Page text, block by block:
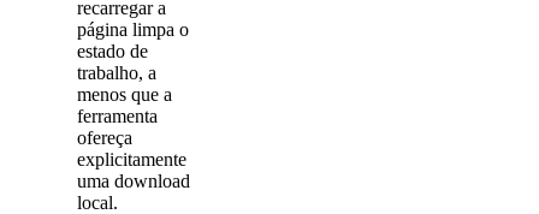
recarregar a
página limpa o
estado de
trabalho, a
menos que a
ferramenta
ofereça
explicitamente
uma download
local.